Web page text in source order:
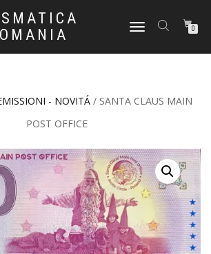
NAVIGAZIONE
0
- NOVITÁ/ SANTA CLAUS MAIN
POST OFFICE